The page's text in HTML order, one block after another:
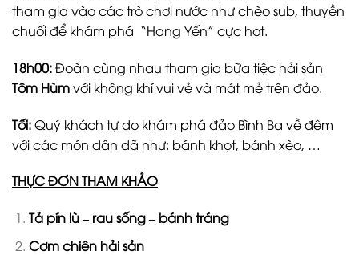
tham gia vào các trò chơi nước như chèo sub, thuyền
chuối để khám phá “Hang Yến” cực hot.
18h00:Đoàn cùng nhau tham gia bữa tiệc hải sản
Tôm Hùmvới không khí vui vẻ và mát mẻ trên đảo.
Tối:Quý khách tự do khám phá đảo Bình Ba về đêm
với các món dân dã như: bánh khọt, bánh xèo, …
THỰC ĐƠN THAM KHẢO
Tả pín lù – rau sống – bánh tráng
Cơm chiên hải sản